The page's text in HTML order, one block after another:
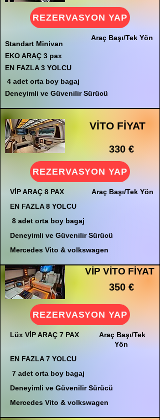
REZERVASYON YAP
Standart Minivan
Araç Başı/Tek Yön
EKO ARAÇ 3 pax
EN FAZLA 3 YOLCU
4 adet orta boy bagaj
Deneyimli ve Güvenilir Sürücü
VİTO FİYAT
330 €
REZERVASYON YAP
VİP ARAÇ 8 PAX
Araç Başı/Tek Yön
EN FAZLA 8 YOLCU
8 adet orta boy bagaj
Deneyimli ve Güvenilir Sürücü
Mercedes Vito & volkswagen
VİP VİTO FİYAT
350 €
REZERVASYON YAP
Lüx VİP ARAÇ 7 PAX
Araç Başı/Tek
Yön
EN FAZLA 7 YOLCU
7 adet orta boy bagaj
Deneyimli ve Güvenilir Sürücü
Mercedes Vito & volkswagen